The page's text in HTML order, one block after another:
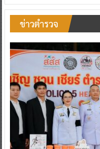
ข่าวตำรวจ